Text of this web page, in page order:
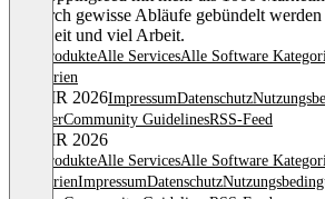
wodurch gewisse Abläufe gebündelt
man Zeit und viel Arbeit.
Alle ProdukteAlle ServicesAlle Software
Kategorien
© OMR 2026ImpressumDatenschutz
AnbieterCommunity GuidelinesRSS-Feed
© OMR 2026
Alle ProdukteAlle ServicesAlle Software
KategorienImpressumDatenschutz